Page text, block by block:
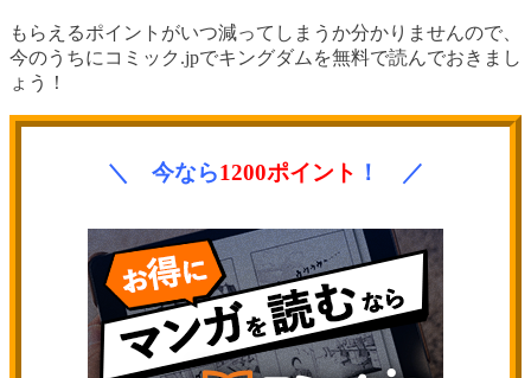
もらえるポイントがいつ減ってしまうか分かりませんので、
今のうちにコミック.jpでキングダムを無料で読んでおきまし
ょう！
＼ 今なら1200ポイント ！ ／